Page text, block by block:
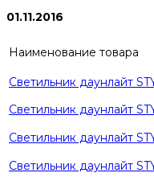
01.11.2016
Наименование товара
Светильник даунлайт
Светильник даунлайт
Светильник даунлайт
Светильник даунлайт